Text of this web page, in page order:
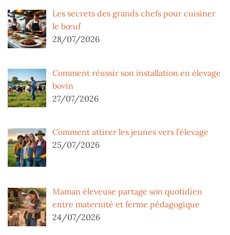
Les secrets des grands chefs pour cuisiner
le bœuf
28/07/2026
Comment réussir son installation en élevage
bovin
27/07/2026
Comment attirer les jeunes vers l’élevage
25/07/2026
Maman éleveuse partage son quotidien
entre maternité et ferme pédagogique
24/07/2026